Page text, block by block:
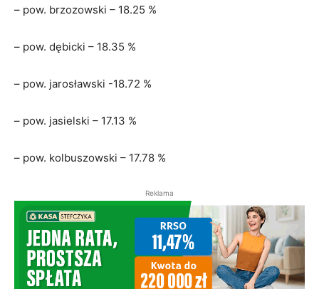
– pow. brzozowski – 18.25 %
– pow. dębicki – 18.35 %
– pow. jarosławski -18.72 %
– pow. jasielski – 17.13 %
– pow. kolbuszowski – 17.78 %
Reklama